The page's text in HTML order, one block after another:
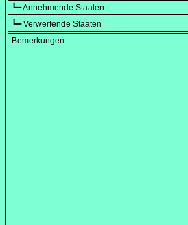
┗━ Annehmende Staaten
┗━ Verwerfende Staaten
Bemerkungen